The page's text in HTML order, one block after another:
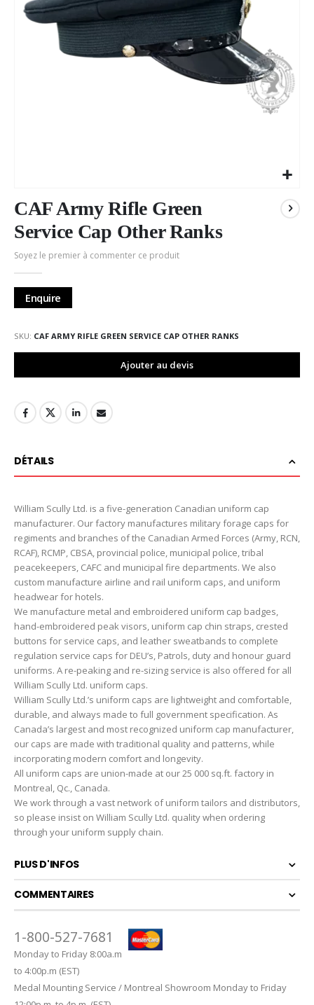
au
début
de
Galerie
d’images
CAF Army Rifle Green
Service Cap Other Ranks
Soyez le premier à commenter ce produit
Enquire
SKU CAF ARMY RIFLE GREEN SERVICE CAP OTHER RANKS
Ajouter au devis
DÉTAILS
William Scully Ltd. is a five-generation Canadian uniform cap
manufacturer. Our factory manufactures military forage caps for
regiments and branches of the Canadian Armed Forces (Army, RCN,
RCAF), RCMP, CBSA, provincial police, municipal police, tribal
peacekeepers, CAFC and municipal fire departments. We also
custom manufacture airline and rail uniform caps, and uniform
headwear for hotels.
We manufacture metal and embroidered uniform cap badges,
hand-embroidered peak visors, uniform cap chin straps, crested
buttons for service caps, and leather sweatbands to complete
regulation service caps for DEU’s, Patrols, duty and honour guard
uniforms. A re-peaking and re-sizing service is also offered for all
William Scully Ltd. uniform caps.
William Scully Ltd.’s uniform caps are lightweight and comfortable,
durable, and always made to full government specification. As
Canada’s largest and most recognized uniform cap manufacturer,
our caps are made with traditional quality and patterns, while
incorporating modern comfort and longevity.
All uniform caps are union-made at our 25 000 sq.ft. factory in
Montreal, Qc., Canada.
We work through a vast network of uniform tailors and distributors,
so please insist on William Scully Ltd. quality when ordering
through your uniform supply chain.
PLUS D'INFOS
COMMENTAIRES
1-800-527-7681
Monday to Friday 8:00a.m
to 4:00p.m (EST)
Medal Mounting Service / Montreal Showroom Monday to Friday